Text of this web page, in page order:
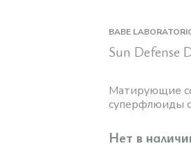
BABE
Sun Defense
Матирующие
суперфлюиды
Нет в